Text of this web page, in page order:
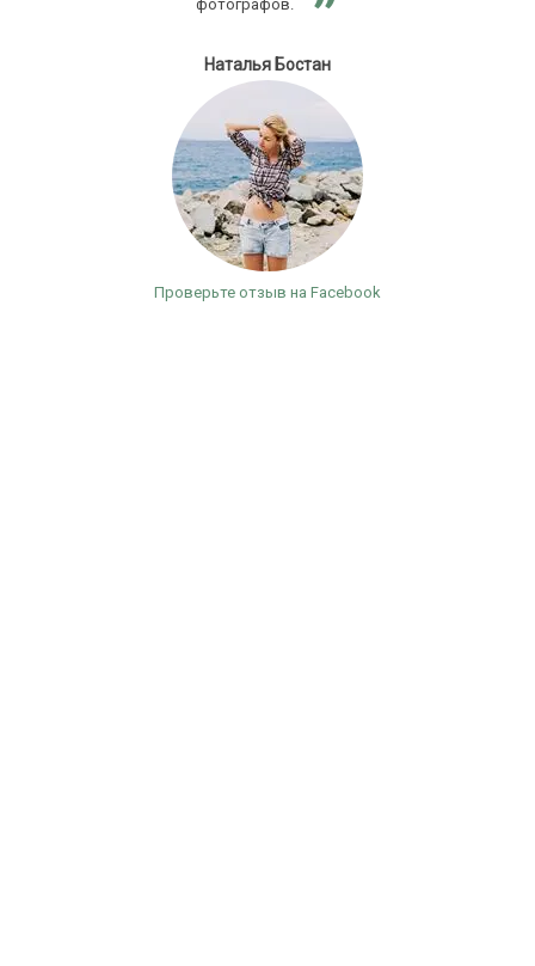
фотографов.
Наталья Бостан
Проверьте отзыв на Facebook